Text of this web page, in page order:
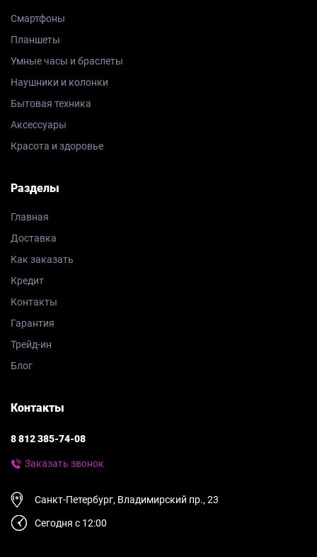
Смартфоны
Планшеты
Умные часы и браслеты
Наушники и колонки
Бытовая техника
Аксессуары
Красота и здоровье
Разделы
Главная
Доставка
Как заказать
Кредит
Контакты
Гарантия
Трейд-ин
Блог
Контакты
8 812 385-74-08
Заказать звонок
Санкт-Петербург, Владимирский пр., 23
Сегодня с 12:00